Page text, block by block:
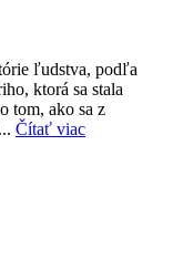
ľudstva, podľa
ktorá sa stala
tom, ako sa z
Čítať viac